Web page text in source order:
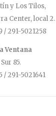
y Los Tilos,
Center, local 2.
/ 291-5021258
Ventana
85.
/ 291-5021641